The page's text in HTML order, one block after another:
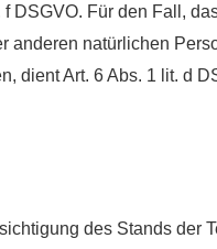
DSGVO. Für den Fall,
anderen natürlichen
dient Art. 6 Abs. 1 lit. d
des Stands der